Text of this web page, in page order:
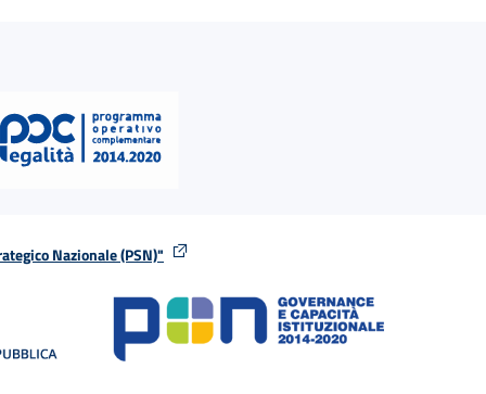
Nazionale (PSN)"